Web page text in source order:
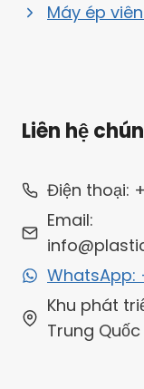
Máy ép viên
Liên hệ
Điện thoại:
Email:
WhatsApp:
Khu phát
Trung Quốc